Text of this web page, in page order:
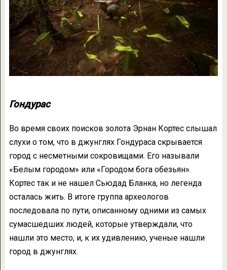
Гондурас
Во время своих поисков золота Эрнан Кортес слышал
слухи о том, что в джунглях Гондураса скрывается
город с несметными сокровищами. Его называли
«Белым городом» или «Городом бога обезьян».
Кортес так и не нашел Сьюдад Бланка, но легенда
осталась жить. В итоге группа археологов
последовала по пути, описанному одними из самых
сумасшедших людей, которые утверждали, что
нашли это место, и, к их удивлению, ученые нашли
город в джунглях.